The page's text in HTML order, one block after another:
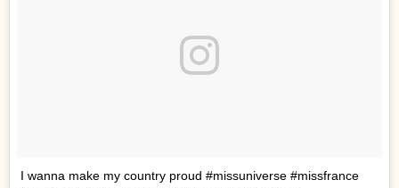
I wanna make my country proud #missuniverse #missfrance